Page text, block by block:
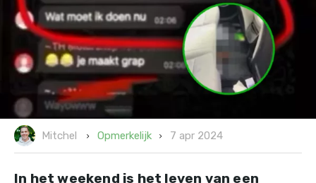
Mitchel Opmerkelijk 7 apr 2024
In het weekend is het leven van een